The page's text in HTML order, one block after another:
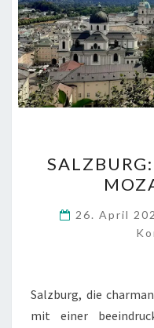
26. April
Salzburg, die
mit einer